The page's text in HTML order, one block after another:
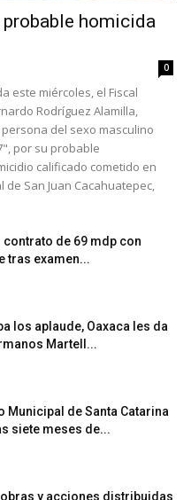
probable homicida
0
este miércoles, el Fiscal
Rodríguez Alamilla,
del sexo masculino
por su probable
calificado cometido en
San Juan Cacahuatepec,
contrato de 69 mdp con
tras examen...
los aplaude, Oaxaca les da
Martell...
Municipal de Santa Catarina
siete meses de...
y acciones distribuidas